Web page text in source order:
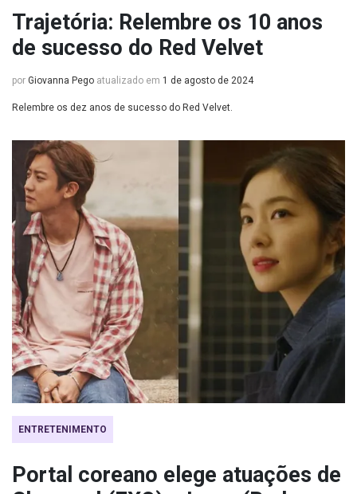
Trajetória: Relembre os 10 anos
de sucesso do Red Velvet
por Giovanna Pego atualizado em 1 de agosto de 2024
Relembre os dez anos de sucesso do Red Velvet.
ENTRETENIMENTO
Portal coreano elege atuações de